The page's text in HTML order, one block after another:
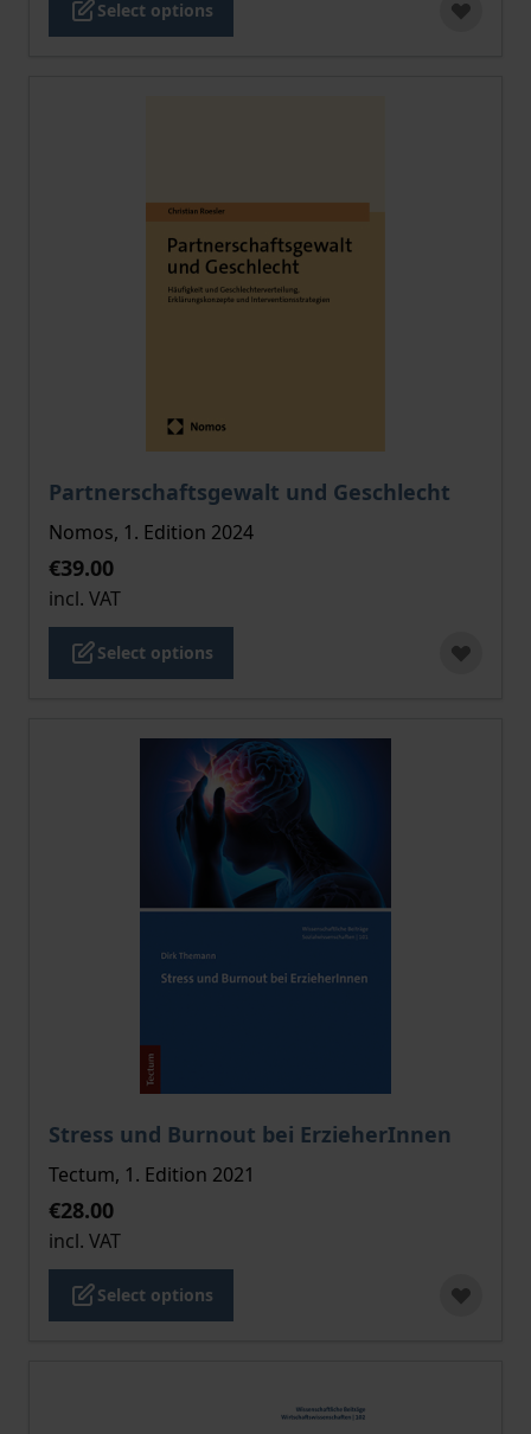
Select options
Partnerschaftsgewalt und Geschlecht
The price depends on the options chosen on the
Nomos, 1. Edition 2024
€39.00
incl. VAT
Select options
Stress und Burnout bei ErzieherInnen
The price depends on the options chosen on the
Tectum, 1. Edition 2021
€28.00
incl. VAT
Select options